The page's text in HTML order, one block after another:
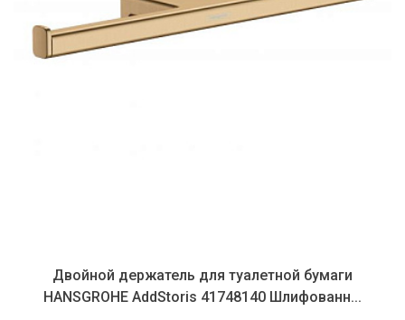
Двойной держатель для туалетной бумаги
HANSGROHE AddStoris 41748140 Шлифованн...